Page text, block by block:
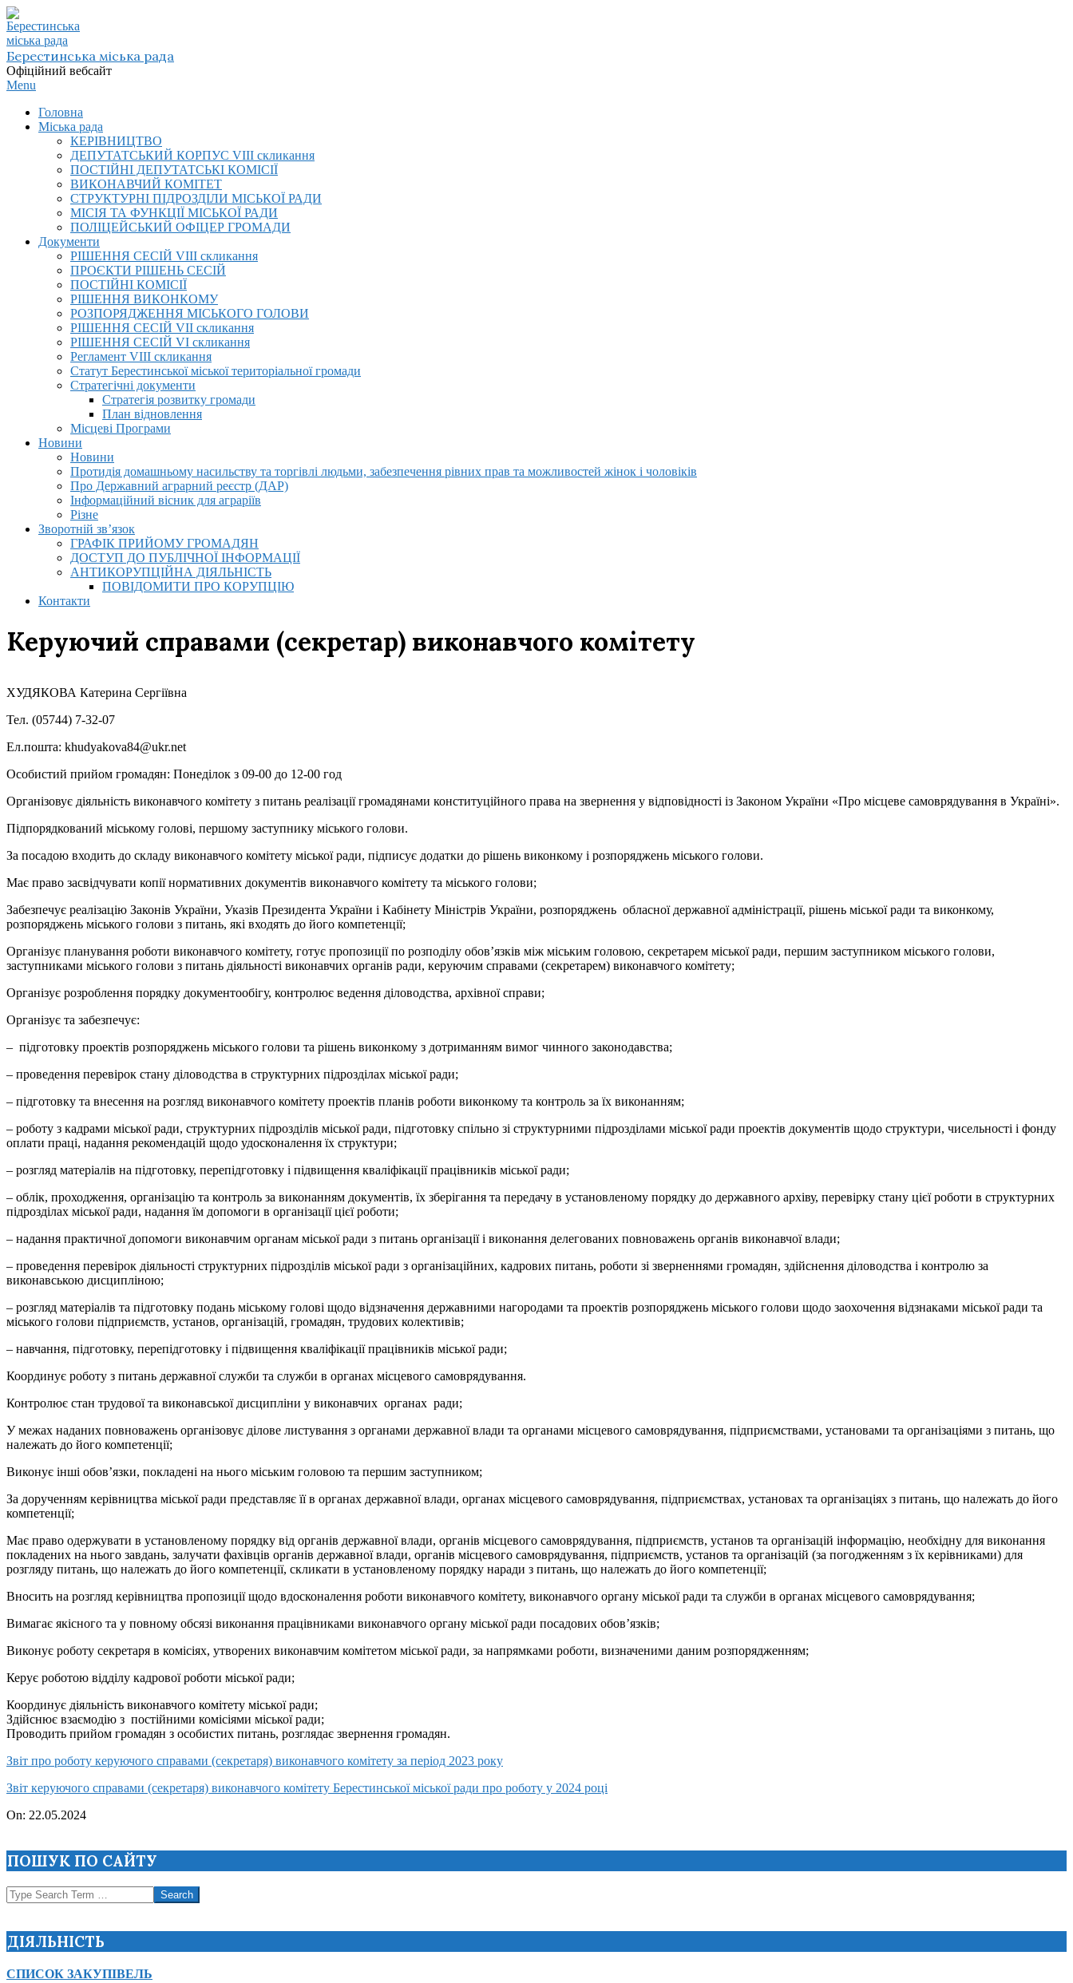
Skip
to
content
Берестинська міська рада
Офіційний вебсайт
Primary
Menu
Menu
Головна
Міська рада
КЕРІВНИЦТВО
ДЕПУТАТСЬКИЙ КОРПУС VIІI скликання
ПОСТІЙНІ ДЕПУТАТСЬКІ КОМІСІЇ
ВИКОНАВЧИЙ КОМІТЕТ
СТРУКТУРНІ ПІДРОЗДІЛИ МІСЬКОЇ РАДИ
МІСІЯ ТА ФУНКЦІЇ МІСЬКОЇ РАДИ
ПОЛІЦЕЙСЬКИЙ ОФІЦЕР ГРОМАДИ
Документи
РІШЕННЯ СЕСІЙ VIІI скликання
ПРОЄКТИ РІШЕНЬ СЕСІЙ
ПОСТІЙНІ КОМІСІЇ
РІШЕННЯ ВИКОНКОМУ
РОЗПОРЯДЖЕННЯ МІСЬКОГО ГОЛОВИ
РІШЕННЯ СЕСІЙ VII скликання
РІШЕННЯ СЕСІЙ VI скликання
Регламент VIІI скликання
Статут Берестинської міської територіальної громади
Стратегічні документи
Стратегія розвитку громади
План відновлення
Місцеві Програми
Новини
Новини
Протидія домашньому насильству та торгівлі людьми, забезпечення рівних прав та можливостей жінок і чоловіків
Про Державний аграрний реєстр (ДАР)
Інформаційний вісник для аграріїв
Різне
Зворотній зв’язок
ГРАФІК ПРИЙОМУ ГРОМАДЯН
ДОСТУП ДО ПУБЛІЧНОЇ ІНФОРМАЦІЇ
АНТИКОРУПЦІЙНА ДІЯЛЬНІСТЬ
ПОВІДОМИТИ ПРО КОРУПЦІЮ
Контакти
Керуючий справами (секретар) виконавчого комітету
ХУДЯКОВА Катерина Сергіївна
Тел. (05744) 7-32-07
Ел.пошта: khudyakova84@ukr.net
Особистий прийом громадян: Понеділок з 09-00 до 12-00 год
Організовує діяльність виконавчого комітету з питань реалізації громадянами конституційного права на звернення у відповідності із Законом України «Про місцеве самоврядування в Україні».
Підпорядкований міському голові, першому заступнику міського голови.
За посадою входить до складу виконавчого комітету міської ради, підписує додатки до рішень виконкому і розпоряджень міського голови.
Має право засвідчувати копії нормативних документів виконавчого комітету та міського голови;
Забезпечує реалізацію Законів України, Указів Президента України і Кабінету Міністрів України, розпоряджень обласної державної адміністрації, рішень міської ради та виконкому,
розпоряджень міського голови з питань, які входять до його компетенції;
Організує планування роботи виконавчого комітету, готує пропозиції по розподілу обов’язків між міським головою, секретарем міської ради, першим заступником міського голови,
заступниками міського голови з питань діяльності виконавчих органів ради, керуючим справами (секретарем) виконавчого комітету;
Організує розроблення порядку документообігу, контролює ведення діловодства, архівної справи;
Організує та забезпечує:
– підготовку проектів розпоряджень міського голови та рішень виконкому з дотриманням вимог чинного законодавства;
– проведення перевірок стану діловодства в структурних підрозділах міської ради;
– підготовку та внесення на розгляд виконавчого комітету проектів планів роботи виконкому та контроль за їх виконанням;
– роботу з кадрами міської ради, структурних підрозділів міської ради, підготовку спільно зі структурними підрозділами міської ради проектів документів щодо структури, чисельності і фонду
оплати праці, надання рекомендацій щодо удосконалення їх структури;
– розгляд матеріалів на підготовку, перепідготовку і підвищення кваліфікації працівників міської ради;
– облік, проходження, організацію та контроль за виконанням документів, їх зберігання та передачу в установленому порядку до державного архіву, перевірку стану цієї роботи в структурних
підрозділах міської ради, надання їм допомоги в організації цієї роботи;
– надання практичної допомоги виконавчим органам міської ради з питань організації і виконання делегованих повноважень органів виконавчої влади;
– проведення перевірок діяльності структурних підрозділів міської ради з організаційних, кадрових питань, роботи зі зверненнями громадян, здійснення діловодства і контролю за
виконавською дисципліною;
– розгляд матеріалів та підготовку подань міському голові щодо відзначення державними нагородами та проектів розпоряджень міського голови щодо заохочення відзнаками міської ради та
міського голови підприємств, установ, організацій, громадян, трудових колективів;
– навчання, підготовку, перепідготовку і підвищення кваліфікації працівників міської ради;
Координує роботу з питань державної служби та служби в органах місцевого самоврядування.
Контролює стан трудової та виконавської дисципліни у виконавчих органах ради;
У межах наданих повноважень організовує ділове листування з органами державної влади та органами місцевого самоврядування, підприємствами, установами та організаціями з питань, що
належать до його компетенції;
Виконує інші обов’язки, покладені на нього міським головою та першим заступником;
За дорученням керівництва міської ради представляє її в органах державної влади, органах місцевого самоврядування, підприємствах, установах та організаціях з питань, що належать до його
компетенції;
Має право одержувати в установленому порядку від органів державної влади, органів місцевого самоврядування, підприємств, установ та організацій інформацію, необхідну для виконання
покладених на нього завдань, залучати фахівців органів державної влади, органів місцевого самоврядування, підприємств, установ та організацій (за погодженням з їх керівниками) для
розгляду питань, що належать до його компетенції, скликати в установленому порядку наради з питань, що належать до його компетенції;
Вносить на розгляд керівництва пропозиції щодо вдосконалення роботи виконавчого комітету, виконавчого органу міської ради та служби в органах місцевого самоврядування;
Вимагає якісного та у повному обсязі виконання працівниками виконавчого органу міської ради посадових обов’язків;
Виконує роботу секретаря в комісіях, утворених виконавчим комітетом міської ради, за напрямками роботи, визначеними даним розпорядженням;
Керує роботою відділу кадрової роботи міської ради;
Координує діяльність виконавчого комітету міської ради;
Здійснює взаємодію з постійними комісіями міської ради;
Проводить прийом громадян з особистих питань, розглядає звернення громадян.
Звіт про роботу керуючого справами (секретаря) виконавчого комітету за період 2023 року
Звіт керуючого справами (секретаря) виконавчого комітету Берестинської міської ради про роботу у 2024 році
2024-
On: 22.05.2024
ПОШУК ПО САЙТУ
Search
ДІЯЛЬНІСТЬ
СПИСОК ЗАКУПІВЕЛЬ